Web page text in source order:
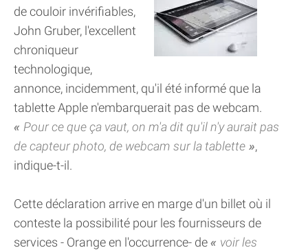
de couloir invérifiables,
John Gruber, l'excellent
chroniqueur
technologique,
annonce, incidemment, qu'il été informé que la
tablette Apple n'embarquerait pas de webcam.
Pour ce que ça vaut, on m'a dit qu'il n'y aurait pas
de capteur photo, de webcam sur la tablette
,
indique-t-il.
Cette déclaration arrive en marge d'un billet où il
conteste la possibilité pour les fournisseurs de
services - Orange en l'occurrence- de
voir les